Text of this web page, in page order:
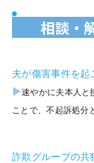
相談・
夫が傷害事件を起
▶速やかに夫本人と
ことで、不起訴処分
詐欺グループの共